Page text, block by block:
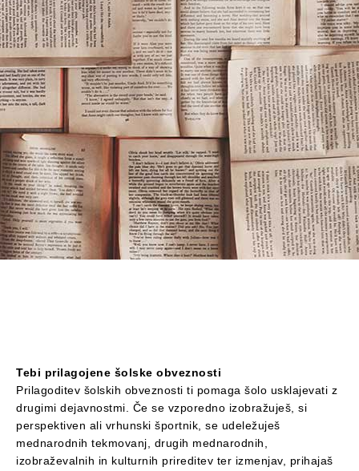
Tebi prilagojene šolske obveznosti
Prilagoditev šolskih obveznosti ti pomaga šolo usklajevati z
drugimi dejavnostmi. Če se vzporedno izobražuješ, si
perspektiven ali vrhunski športnik, se udeležuješ
mednarodnih tekmovanj, drugih mednarodnih,
izobraževalnih in kulturnih prireditev ter izmenjav, prihajaš